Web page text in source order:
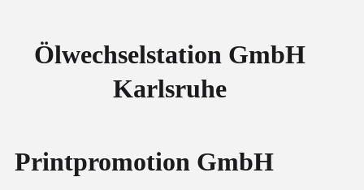
Ölwechselstation GmbH
Karlsruhe
Printpromotion GmbH